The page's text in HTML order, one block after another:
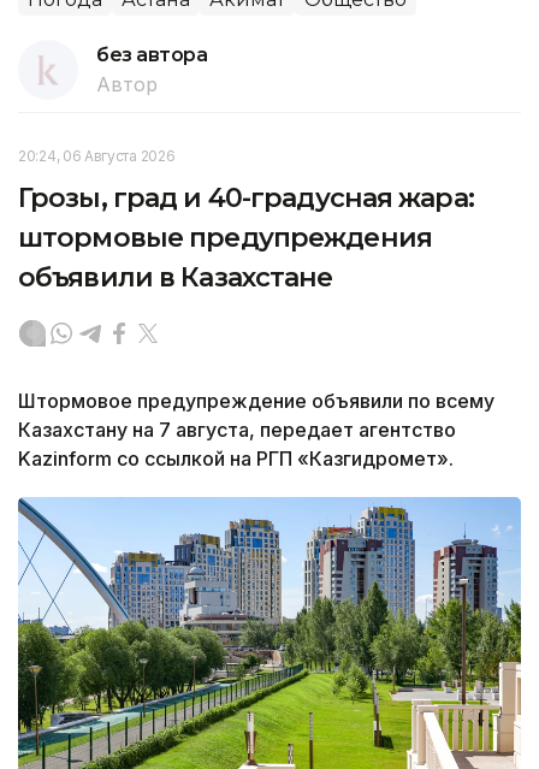
без автора
Автор
20:24, 06 Августа 2026
Грозы, град и 40-градусная жара:
штормовые предупреждения
объявили в Казахстане
Штормовое предупреждение объявили по всему
Казахстану на 7 августа, передает агентство
Kazinform со ссылкой на РГП «Казгидромет».